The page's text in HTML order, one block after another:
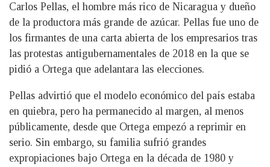
Carlos Pellas, el hombre más rico de Nicaragua y dueño
de la productora más grande de azúcar. Pellas fue uno de
los firmantes de una carta abierta de los empresarios tras
las protestas antigubernamentales de 2018 en la que se
pidió a Ortega que adelantara las elecciones.
Pellas advirtió que el modelo económico del país estaba
en quiebra, pero ha permanecido al margen, al menos
públicamente, desde que Ortega empezó a reprimir en
serio. Sin embargo, su familia sufrió grandes
expropiaciones bajo Ortega en la década de 1980 y